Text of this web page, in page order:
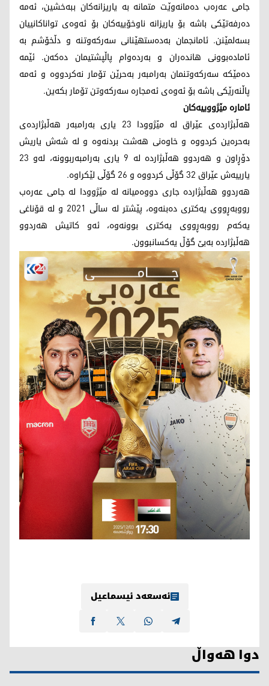
جامی عەرەب دەمانەوێت متمانە بە یاریزانەکان ببەخشین، ئەمە
دەرفەتێکی باشە بۆ یاریزانە ناوخۆییەکان بۆ ئەوەی تواناکانییان
بسەلمێنن. ئامانجمان بەدەستهێنانی سەرکەوتنە و دڵخۆشم بە
ئامادەبوونی هاندەران و بەردەوام پاڵپشتیمان دەکەن. ئێمە
دەمێکە سەرکەوتنمان بەرامبەر بەحرێن تۆمار نەکردووە و ئەمە
پاڵنەرێکی باشە بۆ ئەوەی ئەمجارە سەرکەوتن تۆمار بکەین.
ئامارە مێژووییەكان
هەڵبژاردەی عێراق لە مێژوودا 23 یاری بەرامبەر هەڵبژاردەی
بەحرەین کردووە و خاوەنی هەشت بردنەوە و لە شەش یاریش
دۆڕاون و هەردوو هەڵبژاردە لە 9 یاری بەرامبەربوونە، لەو 23
یارییەش عێراق 32 گۆڵی کردووە و 26 گۆڵی لێکراوە.
هەردوو هەڵبژاردە جاری دووەمیانە لە مێژوودا لە جامی عەرەب
رووبەڕووی یەکتری دەبنەوە، پێشتر لە ساڵی 2021 و لە قۆناغی
یەکەم رووبەڕووی یەکتری بوونەوە، ئەو کاتیش هەردوو
هەڵبژاردە بەبێ گۆڵ یەکسانبوون.
ئەسعەد ئیسماعیل
دوا هەواڵ